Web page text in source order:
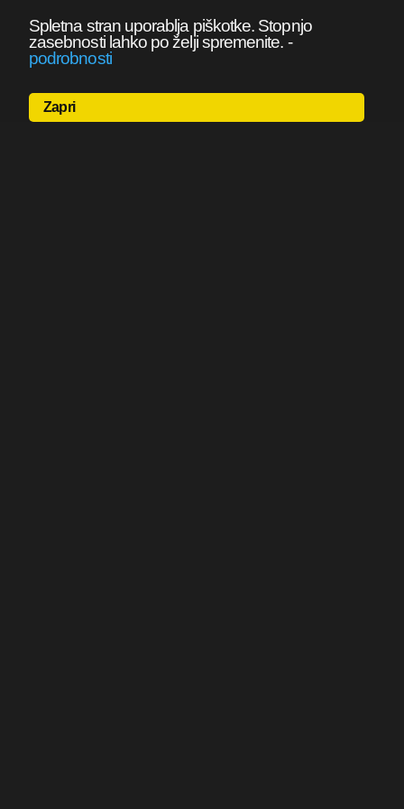
Spletna stran uporablja piškotke. Stopnjo
zasebnosti lahko po želji spremenite. -
podrobnosti
Zapri